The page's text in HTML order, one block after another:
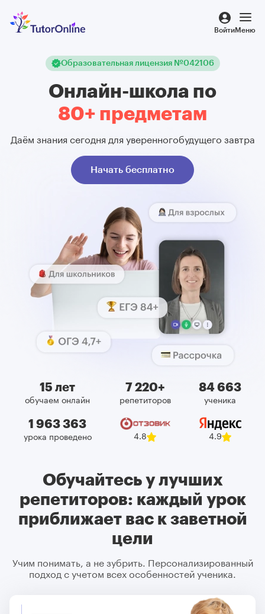
ВойтиМеню
Репетиторы
Стоимость
Образовательная лицензия №042106
Онлайн-школа по
80+ предметам
Даём знания сегодня для уверенногобудущего завтра
Начать бесплатно
15 лет
обучаем онлайн
7 220+
репетиторов
84 663
ученика
1 963 363
урока проведено 4.8 4.9
Обучайтесь у лучших
репетиторов: каждый урок
приближает вас к заветной
цели
Учим понимать, а не зубрить. Персонализированный
подход с учетом всех особенностей ученика.